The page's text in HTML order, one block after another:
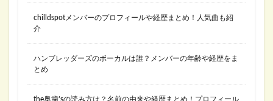
chilldspotメンバーのプロフィールや経歴まとめ！人気曲も紹
介
ハンブレッダーズのボーカルは誰？メンバーの年齢や経歴をま
とめ
the奥歯’sの読み方は？名前の由来や経歴まとめ！プロフィール